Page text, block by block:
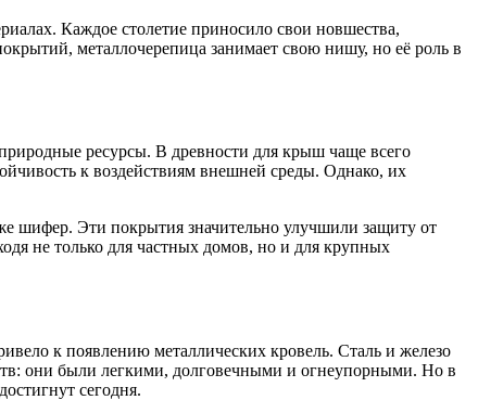
Каждое столетие приносило свои новшества,
металлочерепица занимает свою нишу, но её роль в
ресурсы. В древности для крыш чаще всего
к воздействиям внешней среды. Однако, их
шифер. Эти покрытия значительно улучшили защиту от
не только для частных домов, но и для крупных
к появлению металлических кровель. Сталь и железо
они были легкими, долговечными и огнеупорными. Но в
сегодня.